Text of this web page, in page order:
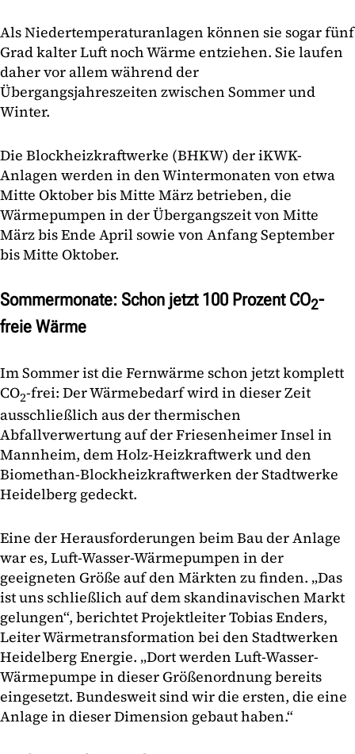
Als Niedertemperaturanlagen können sie sogar fünf
Grad kalter Luft noch Wärme entziehen. Sie laufen
daher vor allem während der
Übergangsjahreszeiten zwischen Sommer und
Winter.
Die Blockheizkraftwerke (BHKW) der iKWK-
Anlagen werden in den Wintermonaten von etwa
Mitte Oktober bis Mitte März betrieben, die
Wärmepumpen in der Übergangszeit von Mitte
März bis Ende April sowie von Anfang September
bis Mitte Oktober.
Sommermonate: Schon jetzt 100 Prozent CO2-
freie Wärme
Im Sommer ist die Fernwärme schon jetzt komplett
CO2-frei: Der Wärmebedarf wird in dieser Zeit
ausschließlich aus der thermischen
Abfallverwertung auf der Friesenheimer Insel in
Mannheim, dem Holz-Heizkraftwerk und den
Biomethan-Blockheizkraftwerken der Stadtwerke
Heidelberg gedeckt.
Eine der Herausforderungen beim Bau der Anlage
war es, Luft-Wasser-Wärmepumpen in der
geeigneten Größe auf den Märkten zu finden. „Das
ist uns schließlich auf dem skandinavischen Markt
gelungen“, berichtet Projektleiter Tobias Enders,
Leiter Wärmetransformation bei den Stadtwerken
Heidelberg Energie. „Dort werden Luft-Wasser-
Wärmepumpe in dieser Größenordnung bereits
eingesetzt. Bundesweit sind wir die ersten, die eine
Anlage in dieser Dimension gebaut haben.“